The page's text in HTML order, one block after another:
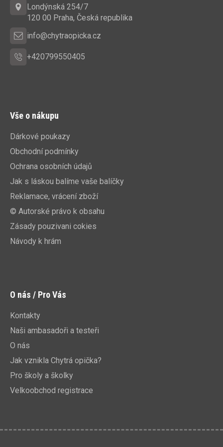
Londýnská 254/7
120 00 Praha, Česká republika
info@chytraopicka.cz
+420799550405
Vše o nákupu
Dárkové poukazy
Obchodní podmínky
Ochrana osobních údajů
Jak s láskou balíme vaše balíčky
Reklamace, vrácení zboží
© Autorské právo k obsahu
Zásady pouzivani cokies
Návody k hrám
O nás / Pro Vás
Kontakty
Naši ambasadoři a testeři
O nás
Jak vznikla Chytrá opička?
Pro školy a školky
Velkoobchod registrace